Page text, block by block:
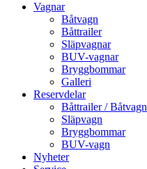
Vagnar
Båtvagn
Båttrailer
Släpvagnar
BUV-vagnar
Bryggbommar
Galleri
Reservdelar
Båttrailer / Båtvagn
Släpvagn
Bryggbommar
BUV-vagn
Nyheter